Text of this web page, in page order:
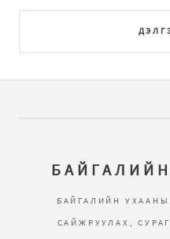
БАЙГАЛИЙН
САЙЖРУУЛАХ,